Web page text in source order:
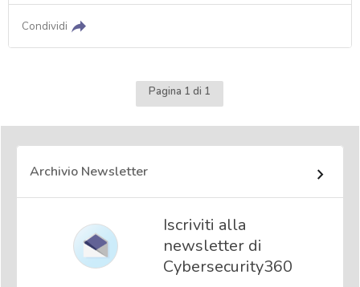
Condividi
Pagina 1 di 1
Archivio Newsletter
Iscriviti alla
newsletter di
Cybersecurity360